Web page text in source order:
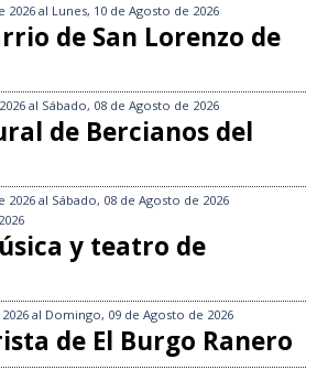
2026 al Lunes, 10 de Agosto de 2026
de San Lorenzo de
al Sábado, 08 de Agosto de 2026
de Bercianos del
2026 al Sábado, 08 de Agosto de 2026
y teatro de
al Domingo, 09 de Agosto de 2026
de El Burgo Ranero